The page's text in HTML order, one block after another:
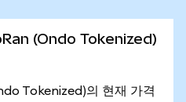
(Ondo Tokenized)
Tokenized)의 현재 가격